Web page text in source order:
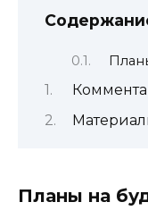
Планы на